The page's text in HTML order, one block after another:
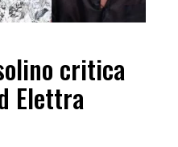
critica
Elettra